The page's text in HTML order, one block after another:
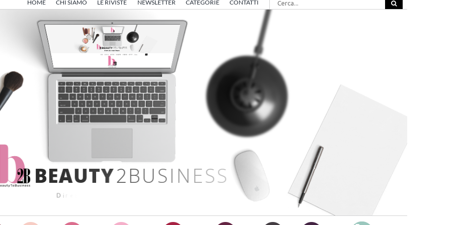
HOME CHI SIAMO LE RIVISTE NEWSLETTER CATEGORIE CONTATTI
per:
BEAUTY2BUSIN ESS
D i